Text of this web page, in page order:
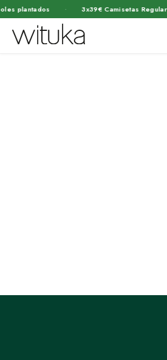
plantados 3x39€ Camisetas Regular Fit